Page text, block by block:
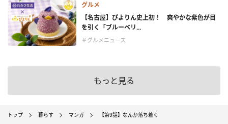
グルメ
【名古屋】ぴよりん史上初！ 爽やかな紫色が目
を引く「ブルーベリ...
＃グルメニュース
もっと見る
トップ 暮らす マンガ 【第9話】なんか落ち着く